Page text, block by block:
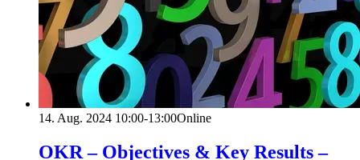
14. Aug. 2024 10:00-13:00Online
OKR – Objectives & Key Results –